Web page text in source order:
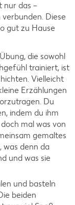
nur das –
Diese
gut zu Hause
die sowohl
trainiert, ist
Vielleicht
Erzählungen
Du
indem du ihm
mal was von
gemaltes
was denn da
und was sie
und basteln
beiden